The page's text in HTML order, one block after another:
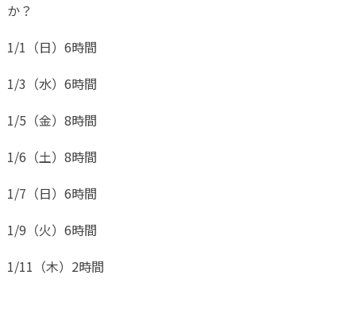
か？
1/1（日）6時間
1/3（水）6時間
1/5（金）8時間
1/6（土）8時間
1/7（日）6時間
1/9（火）6時間
1/11（木）2時間